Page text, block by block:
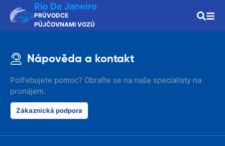
Rio De Janeiro
PRŮVODCE
PŮJČOVNAMI VOZŮ
Nápověda a kontakt
Potřebujete pomoc? Obraťte se na naše specialisty na
pronájem.
Zákaznická podpora